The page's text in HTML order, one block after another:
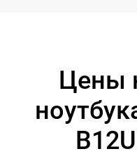
Цены